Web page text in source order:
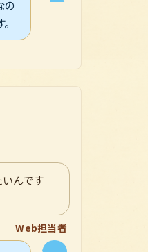
の
んです
Web担当者